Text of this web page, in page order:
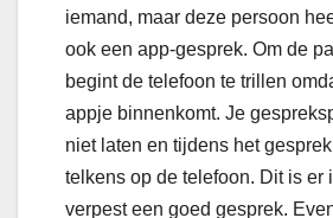
iemand, maar deze persoon
ook een app-gesprek. Om de
begint de telefoon te trillen
appje binnenkomt. Je
niet laten en tijdens het
telkens op de telefoon. Dit is er
verpest een goed gesprek.